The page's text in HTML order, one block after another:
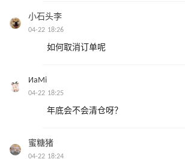
小石头李
04-22 18:26
如何取消订单呢
ИaMi
04-22 18:25
年底会不会清仓呀？
蜜糖猪
04-22 18:24